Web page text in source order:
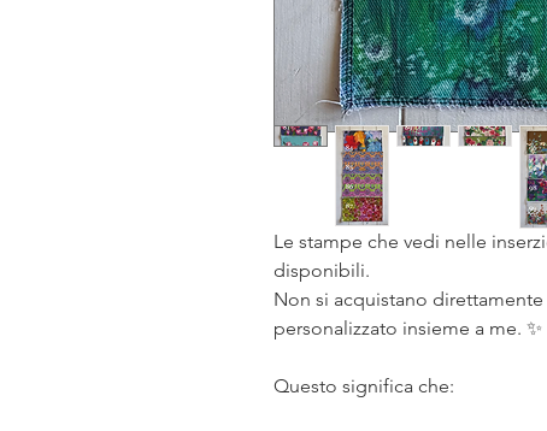
Le stampe che vedi nelle
disponibili.
Non si acquistano
personalizzato insieme a me. ✨
Questo significa che: